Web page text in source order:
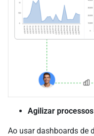
Agilizar
Ao usar dashboards de